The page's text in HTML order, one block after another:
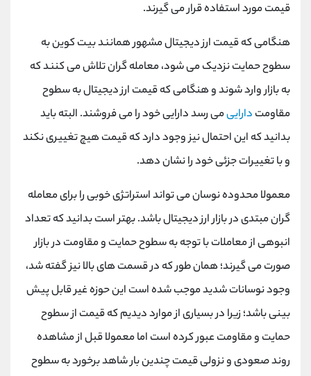
قیمت مورد استفاده قرار می ‌گیرند.
هنگامی که قیمت ارز دیجیتال مشهور همانند بیت کوین به
سطوح حمایت نزدیک می شود، معامله گران تلاش می کنند که
به بازار وارد شوند و هنگامی که قیمت ارز دیجیتال به سطوح
مقاومت داراییمی رسد دارایی خود را می فروشند. البته باید
بدانید که این احتمال نیز وجود دارد که قیمت هیچ تغییری نکند
و با تغییرات جزئی خود را نشان دهد.
معمولا محدوده نوسان می تواند استراتژی خوبی را برای معامله
گران مبتدی در بازار ارز دیجیتال باشد. بهتر است بدانید که تعداد
انبوهی از معاملات با توجه به سطوح حمایت و مقاومت در بازار
صورت می گیرند؛ همان طور که در قسمت های بالا نیز گفته شد،
وجود نوسانات شدید موجب شده است این حوزه غیر قابل پیش
بینی باشد؛ زیرا در بسیاری از موارد دیدیم که قیمت از سطوح
حمایت و مقاومت عبور کرده است اما معمولا قبل از مشاهده‌
روند صعودی و نزولی قیمت چندین بار شاهد برخورد به سطوح